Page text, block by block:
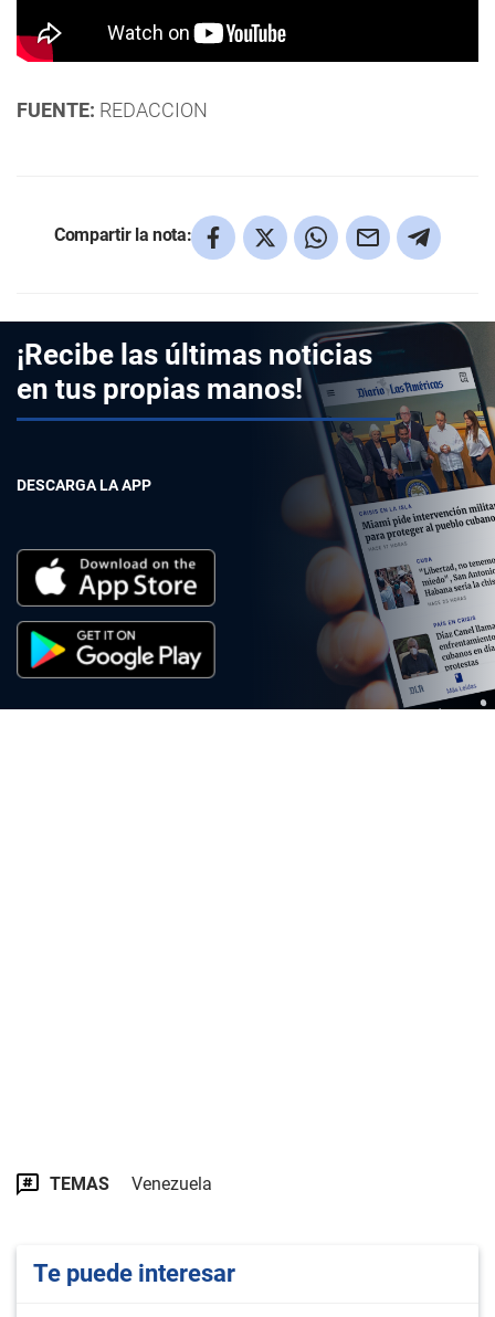
FUENTE: REDACCION
Compartir la nota:
¡Recibe las últimas noticias
en tus propias manos!
DESCARGA LA APP
TEMAS Venezuela
Te puede interesar